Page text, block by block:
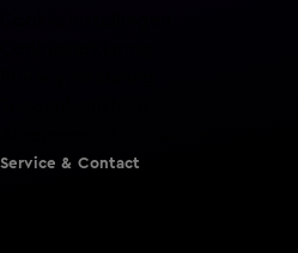
Service & Contact